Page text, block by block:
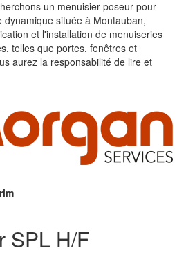
un menuisier poseur pour
située à Montauban,
et l'installation de menuiseries
telles que portes, fenêtres et
aurez la responsabilité de lire et
SPL H/F